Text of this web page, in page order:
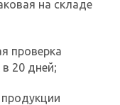
на складе
проверка
20 дней;